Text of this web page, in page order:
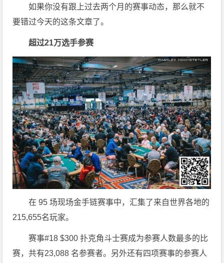
如果你没有跟上过去两个月的赛事动态，那么就不
要错过今天的这条文章了。
超过21万选手参赛
在 95 场现场金手链赛事中，汇集了来自世界各地的
215,655名玩家。
赛事#18 $300 扑克角斗士赛成为参赛人数最多的比
赛，共有23,088 名参赛者。另外还有四项赛事的参赛人